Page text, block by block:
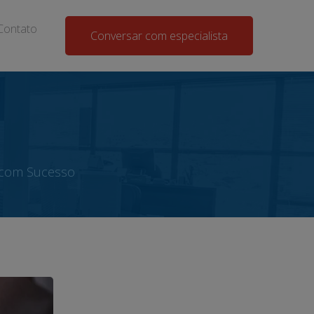
Conversar com especialista
Sucesso